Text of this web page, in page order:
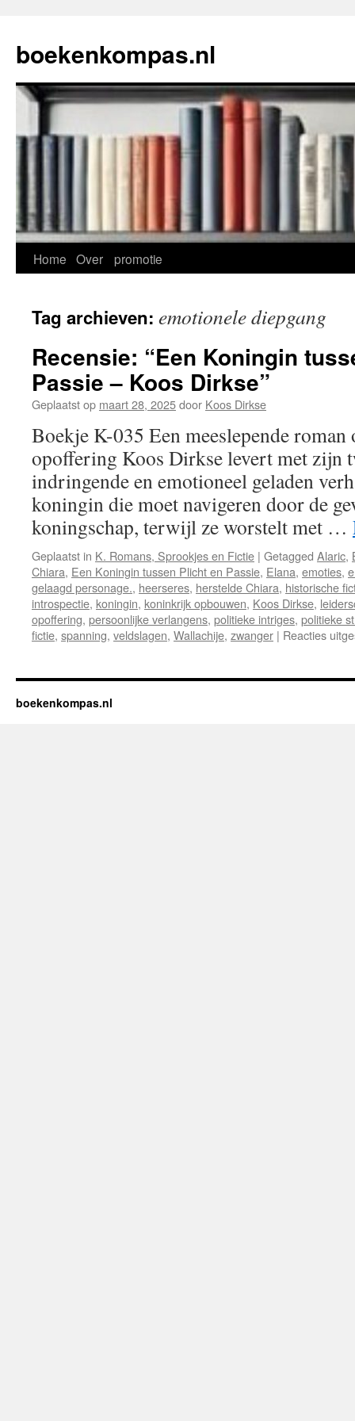
de
inhoud
boekenkompas.nl
Home Over promotie
Tag archieven: emotionele diepgang
Recensie: “Een Koningin
Passie – Koos Dirkse”
Geplaatst op maart 28, 2025door Koos Dirkse
Boekje K-035 Een meeslepende
opoffering Koos Dirkse levert met zijn
indringende en emotioneel geladen
koningin die moet navigeren door de
koningschap, terwijl ze worstelt met …
Geplaatst in K. Romans, Sprookjes en Fictie | Getagged Alaric,
Chiara, Een Koningin tussen Plicht en Passie, Elana, emoties,
gelaagd personage., heerseres, herstelde Chiara, historische
introspectie, koningin, koninkrijk opbouwen, Koos Dirkse,
opoffering, persoonlijke verlangens, politieke intriges, politieke
fictie, spanning, veldslagen, Wallachije, zwanger | Reacties
boekenkompas.nl